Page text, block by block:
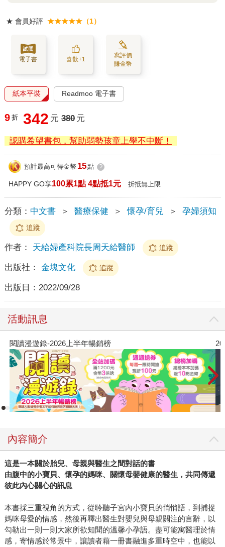
★ 會員好評 ★★★★★（1）
電子書 喜歡+1
寫評價
賺金幣
紙本平裝 Readmoo 電子書
9 折 342 元 380 元
認購希望書包，幫助弱勢孩童上學不中斷！
預計最高可得金幣 15點 ?
HAPPY GO享100累1點 4點抵1元 折抵無上限
分類： 中文書 ＞ 醫療保健 ＞ 懷孕/育兒 ＞ 孕婦須知
追蹤
作者： 天給婦產科院長周天給醫師 追蹤
出版社： 金塊文化 追蹤
出版日： 2022/09/28
活動訊息
閱讀漫遊錄-2026上半年暢銷榜
內容簡介
這是一本關於胎兒、母親與醫生之間對話的書
由腹中的小寶貝、懷孕的媽咪、關懷母嬰健康的醫生，共同傳遞
彼此內心關心的訊息
本書採三重視角的方式，從聆聽子宮內小寶貝的悄悄語，到捕捉
媽咪母愛的情感，然後再釋出醫生對嬰兒與母親關注的言辭，以
勾勒出一則一則大家所欲知聞的溫馨小孕語。盡可能寓醫理於情
感，寄情感於常景中，讓讀者藉一冊書融進多重時空中，也能以